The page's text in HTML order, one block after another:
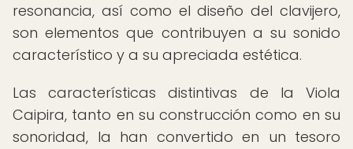
resonancia, así como el diseño del clavijero,
son elementos que contribuyen a su sonido
característico y a su apreciada estética.
Las características distintivas de la Viola
Caipira, tanto en su construcción como en su
sonoridad, la han convertido en un tesoro